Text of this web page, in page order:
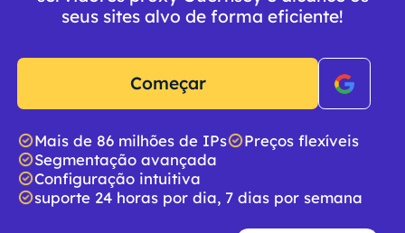
seus sites alvo de forma eficiente!
Começar
Mais de 86 milhões de IPs
Preços flexíveis
Segmentação avançada
Configuração intuitiva
suporte 24 horas por dia, 7 dias por semana